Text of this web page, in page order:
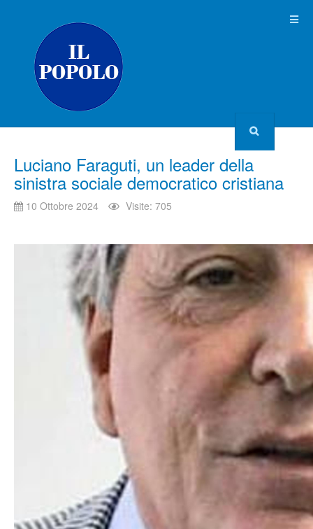
Luciano Faraguti, un leader della
sinistra sociale democratico cristiana
10 Ottobre 2024 Visite: 705